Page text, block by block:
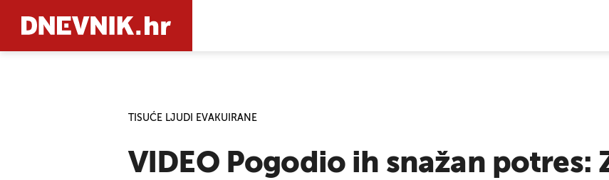
TISUĆE LJUDI EVAKUIRANE
VIDEO Pogodio ih snažan potres: